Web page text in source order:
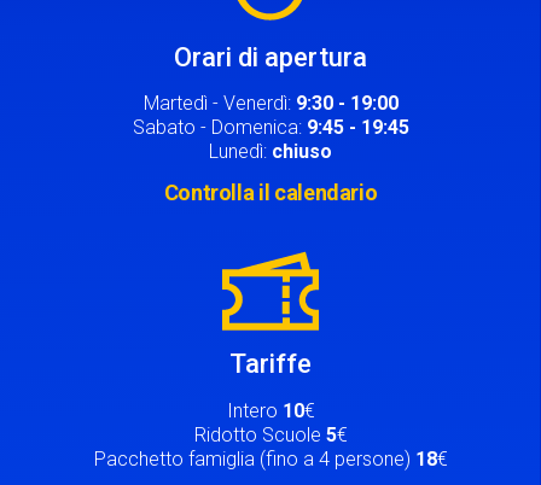
Orari di apertura
Martedì - Venerdì: 9:30 - 19:00
Sabato - Domenica: 9:45 - 19:45
Lunedì: chiuso
Controlla il calendario
Tariffe
Intero 10€
Ridotto Scuole 5€
Pacchetto famiglia (fino a 4 persone) 18€